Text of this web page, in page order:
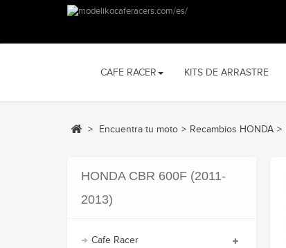
CAFE RACER KITS DE ARRASTRE
> Encuentra tu moto > Recambios HONDA >
HONDA CBR 600F (2011-
2013)
Cafe Racer